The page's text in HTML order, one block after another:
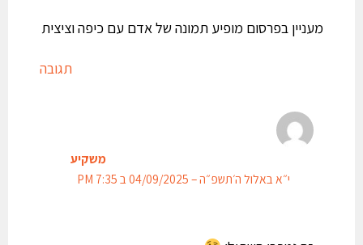
מעניין בפרסום מופיע תמונה של אדם עם כיפה וציצית
תגובה
משקיע
י״א באלול ה׳תשפ״ה – 04/09/2025 ב 7:35 PM